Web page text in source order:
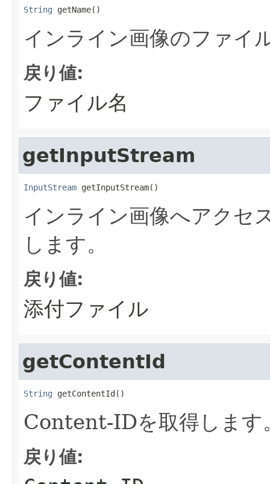
String getName()
インライン画像のファイ
戻り値:
ファイル名
getInputStream
InputStream getInputStream()
インライン画像へアクセ
します。
戻り値:
添付ファイル
getContentId
String getContentId()
Content-IDを取得します
戻り値: